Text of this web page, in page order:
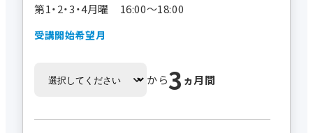
第1・2・3・4月曜 16:00～18:00
受講開始希望月
から3 ヵ月間